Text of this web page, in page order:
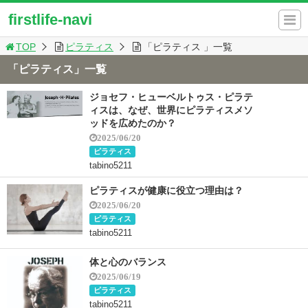
firstlife-navi
TOP ピラティス 「ピラティス 」一覧
「ピラティス」一覧
ジョセフ・ヒューベルトゥス・ピラテ
ィスは、なぜ、世界にピラティスメソ
ッドを広めたのか？
2025/06/20
ピラティス
tabino5211
ピラティスが健康に役立つ理由は？
2025/06/20
ピラティス
tabino5211
体と心のバランス
2025/06/19
ピラティス
tabino5211